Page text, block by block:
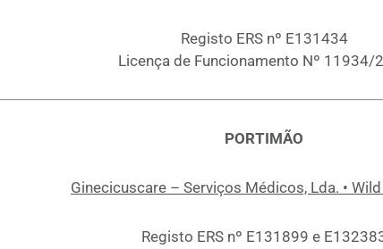
Registo ERS nº E131434
Licença de Funcionamento Nº 11934/
PORTIMÃO
Ginecicuscare – Serviços Médicos, Lda. •
Registo ERS nº E131899 e